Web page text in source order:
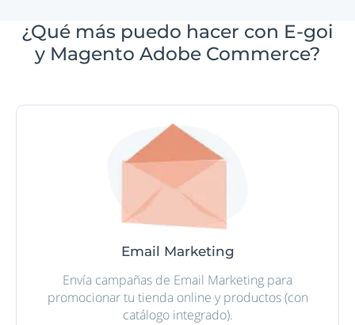
¿Qué más puedo hacer con E-goi
y Magento Adobe Commerce?
Email Marketing
Envía campañas de Email Marketing para
promocionar tu tienda online y productos (con
catálogo integrado).